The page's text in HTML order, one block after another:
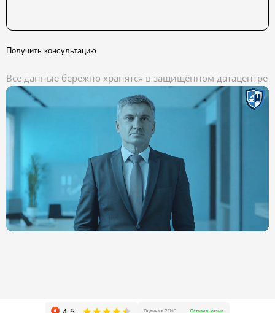
Получить консультацию
Все данные бережно хранятся в защищённом датацентре